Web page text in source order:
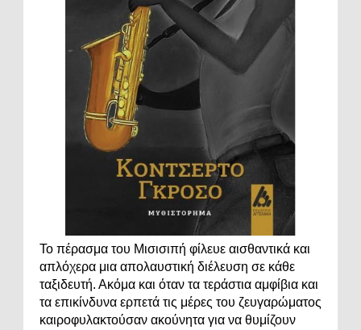
Το πέρασμα του Μισισιπή φίλευε αισθαντικά και
απλόχερα μια απολαυστική διέλευση σε κάθε
ταξιδευτή. Ακόμα και όταν τα τεράστια αμφίβια και
τα επικίνδυνα ερπετά τις μέρες του ζευγαρώματος
καιροφυλακτούσαν ακούνητα για να θυμίζουν